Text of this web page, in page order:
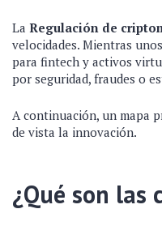
La Regulación de
velocidades. Mientras
para fintech y activos
por seguridad, fraudes o
A continuación, un mapa
de vista la innovación.
¿Qué son las